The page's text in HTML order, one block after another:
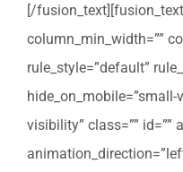
[/
column_min_width=””
rule_style=”default”
visibility” class=”” id=””